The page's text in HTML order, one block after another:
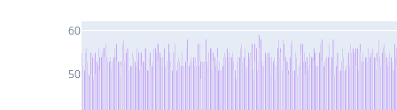
50
60